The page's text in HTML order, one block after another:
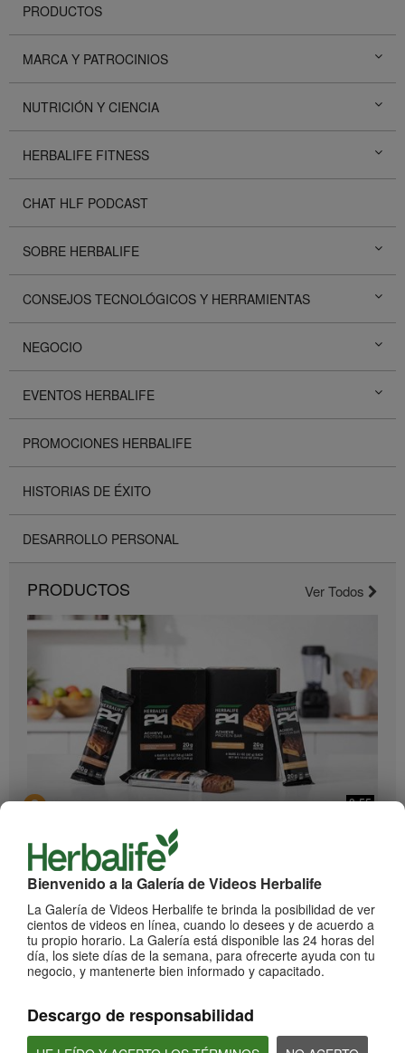
Bienvenido a la Galería de Videos Herbalife
La Galería de Videos Herbalife te brinda la posibilidad de ver
cientos de videos en línea, cuando lo desees y de acuerdo a
tu propio horario. La Galería está disponible las 24 horas del
día, los siete días de la semana, para ofrecerte ayuda con tu
negocio, y mantenerte bien informado y capacitado.
Descargo de responsabilidad
PRODUCTOS
MARCA Y PATROCINIOS
NUTRICIÓN Y CIENCIA
HERBALIFE FITNESS
CHAT HLF PODCAST
SOBRE HERBALIFE
CONSEJOS TECNOLÓGICOS Y HERRAMIENTAS
NEGOCIO
EVENTOS HERBALIFE
PROMOCIONES HERBALIFE
HISTORIAS DE ÉXITO
DESARROLLO PERSONAL
PRODUCTOS Ver Todos
0:55
Herbalife24 ACHIEVE Protein Bar
¡Llegaron las barras Herbalife24 ACHIEVE!
2:20